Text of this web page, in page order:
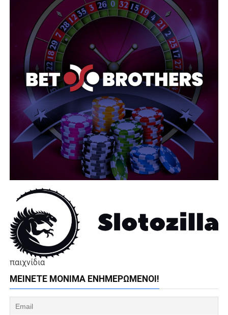
παιχνίδια
ΜΕΊΝΕΤΕ ΜΌΝΙΜΑ ΕΝΗΜΕΡΏΜΕΝΟΙ!